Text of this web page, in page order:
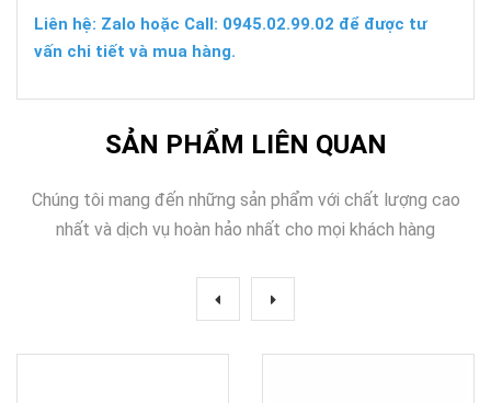
Liên hệ: Zalo hoặc Call: 0945.02.99.02 để được tư
vấn chi tiết và mua hàng.
SẢN PHẨM LIÊN QUAN
Chúng tôi mang đến những sản phẩm với chất lượng cao
nhất và dịch vụ hoàn hảo nhất cho mọi khách hàng